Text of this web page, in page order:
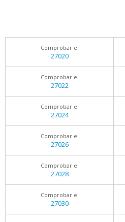
Comprobar el
27020
Comprobar el
27022
Comprobar el
27024
Comprobar el
27026
Comprobar el
27028
Comprobar el
27030